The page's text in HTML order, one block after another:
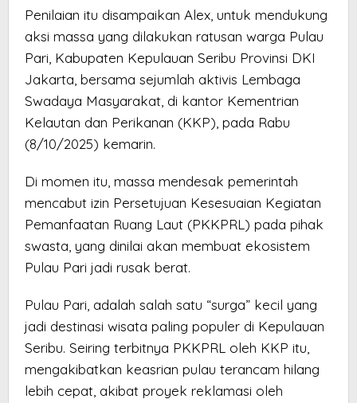
Penilaian itu disampaikan Alex, untuk mendukung
aksi massa yang dilakukan ratusan warga Pulau
Pari, Kabupaten Kepulauan Seribu Provinsi DKI
Jakarta, bersama sejumlah aktivis Lembaga
Swadaya Masyarakat, di kantor Kementrian
Kelautan dan Perikanan (KKP), pada Rabu
(8/10/2025) kemarin.
Di momen itu, massa mendesak pemerintah
mencabut izin Persetujuan Kesesuaian Kegiatan
Pemanfaatan Ruang Laut (PKKPRL) pada pihak
swasta, yang dinilai akan membuat ekosistem
Pulau Pari jadi rusak berat.
Pulau Pari, adalah salah satu “surga” kecil yang
jadi destinasi wisata paling populer di Kepulauan
Seribu. Seiring terbitnya PKKPRL oleh KKP itu,
mengakibatkan keasrian pulau terancam hilang
lebih cepat, akibat proyek reklamasi oleh